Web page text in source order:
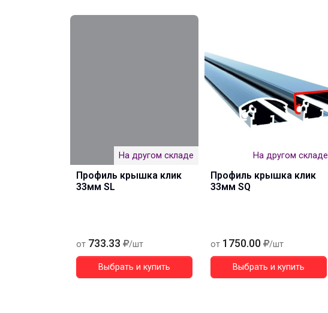
На другом складе
Профиль крышка клик
33мм SL
от 733.33 /шт
Выбрать и купить
На другом складе
Профиль крышка клик
33мм SQ
от 1750.00 /шт
Выбрать и купить